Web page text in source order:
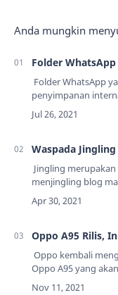
Anda mungkin
Folder
Folder WhatsApp
penyimpanan
update Android 11.
pertanyaan di mana
Waspada
Jingling
menjingling blog
mendapatkan
otomatis yang
Oppo A95 Rilis,
Oppo kembali
Oppo A95 yang
pertengahan